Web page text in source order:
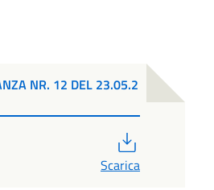
NR. 12 DEL 23.05.2
Scarica